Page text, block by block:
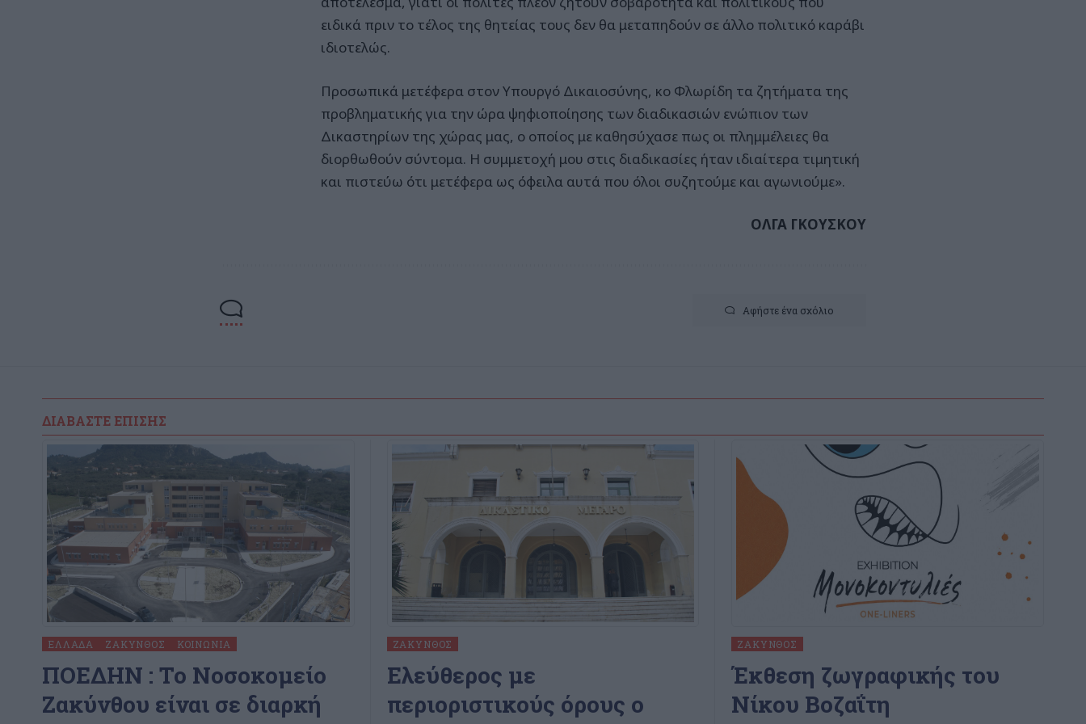
ειδικά πριν το τέλος της θητείας τους δεν θα μεταπηδούν σε άλλο πολιτικό καράβι
ιδιοτελώς.
Προσωπικά μετέφερα στον Υπουργό Δικαιοσύνης, κο Φλωρίδη τα ζητήματα της
προβληματικής για την ώρα ψηφιοποίησης των διαδικασιών ενώπιον των
Δικαστηρίων της χώρας μας, ο οποίος με καθησύχασε πως οι πλημμέλειες θα
διορθωθούν σύντομα. Η συμμετοχή μου στις διαδικασίες ήταν ιδιαίτερα τιμητική
και πιστεύω ότι μετέφερα ως όφειλα αυτά που όλοι συζητούμε και αγωνιούμε».
ΟΛΓΑ ΓΚΟΥΣΚΟΥ
Αφήστε ένα σχόλιο
ΔΙΑΒΆΣΤΕ ΕΠΊΣΗΣ
ΕΛΛΆΔΑ ΖΆΚΥΝΘΟΣ ΚΟΙΝΩΝΊΑ
ΠΟΕΔΗΝ : To Νοσοκομείο
Ζακύνθου είναι σε διαρκή
ΖΆΚΥΝΘΟΣ
Ελεύθερος με
περιοριστικούς όρους ο
ΖΆΚΥΝΘΟΣ
Έκθεση ζωγραφικής του
Νίκου Βοζαΐτη